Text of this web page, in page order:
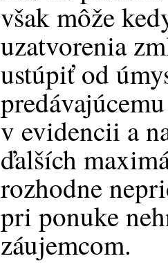
však môže
uzatvorenia
ustúpiť od
v evidencii a
ďalších
rozhodne
pri ponuke
záujemcom.